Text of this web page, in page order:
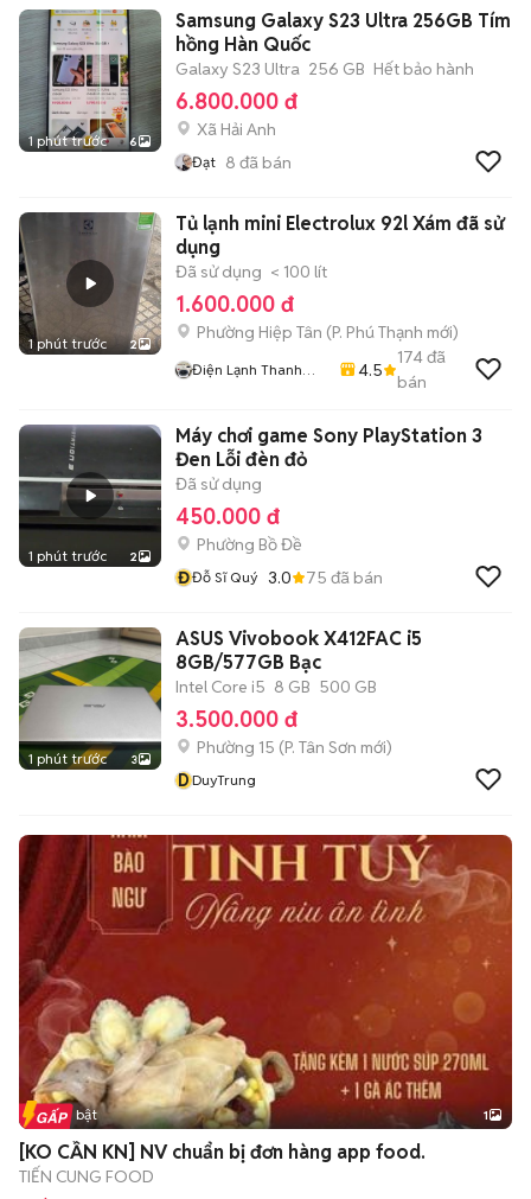
1 phút trước 6
Samsung Galaxy S23 Ultra 256GB Tím
hồng Hàn Quốc
Galaxy S23 Ultra 256 GB Hết bảo hành
6.800.000 đ
Xã Hải Anh
Đạt 8 đã bán
1 phút trước 2
Tủ lạnh mini Electrolux 92l Xám đã sử
dụng
Đã sử dụng < 100 lít
1.600.000 đ
Phường Hiệp Tân (P. Phú Thạnh mới)
Điện Lạnh Thanh
4.5
174đã
bán
1 phút trước 2
Máy chơi game Sony PlayStation 3
Đen Lỗi đèn đỏ
Đã sử dụng
450.000 đ
Phường Bồ Đề
ĐĐỗ Sĩ Quý 3.0 75 đã bán
1 phút trước 3
ASUS Vivobook X412FAC i5
8GB/577GB Bạc
Intel Core i5 8 GB 500 GB
3.500.000 đ
Phường 15 (P. Tân Sơn mới)
DDuyTrung
Tin nổi bật 1
[KO CẦN KN] NV chuẩn bị đơn hàng app food.
TIẾN CUNG FOOD